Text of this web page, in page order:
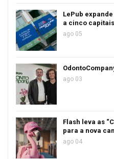
LePub
a cinco capitais
ago 05
ago 03
Flash leva as
para a nova
ago 04